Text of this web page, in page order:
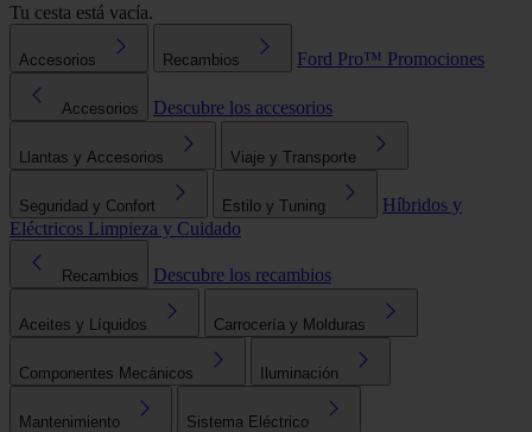
Tu cesta está vacía.
Accesorios Recambios Ford Pro™ Promociones
Accesorios Descubre los accesorios
Llantas y Accesorios Viaje y Transporte
Seguridad y Confort Estilo y Tuning
Híbridos y
Eléctricos Limpieza y Cuidado
Recambios Descubre los recambios
Aceites y Líquidos Carrocería y Molduras
Componentes Mecánicos Iluminación
Mantenimiento Sistema Eléctrico